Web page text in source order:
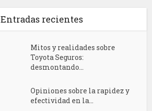
Entradas recientes
Mitos y realidades sobre
Toyota Seguros:
desmontando...
Opiniones sobre la rapidez y
efectividad en la...